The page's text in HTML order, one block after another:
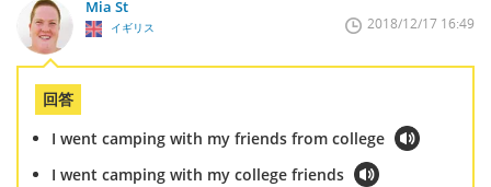
Mia St
イギリス 2018/12/17 16:49
回答
I went camping with my friends from college
I went camping with my college friends